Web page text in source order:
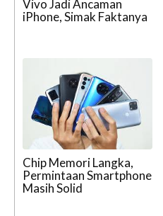
Vivo Jadi Ancaman
iPhone, Simak Faktanya
Chip Memori Langka,
Permintaan Smartphone
Masih Solid